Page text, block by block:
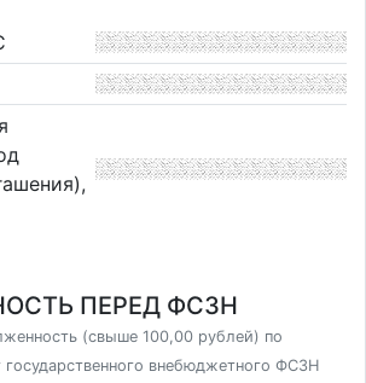
ПЕРЕД ФСЗН
(свыше 100,00 рублей) по
внебюджетного ФСЗН